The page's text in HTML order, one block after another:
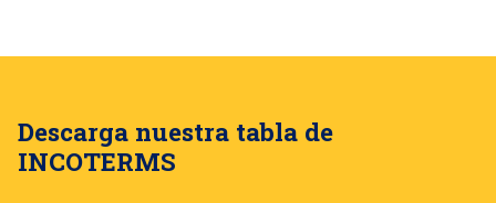
Descarga nuestra tabla de
INCOTERMS